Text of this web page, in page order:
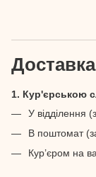
Доставка
1. Кур'єрською
У відділення
В поштомат
Кур’єром на